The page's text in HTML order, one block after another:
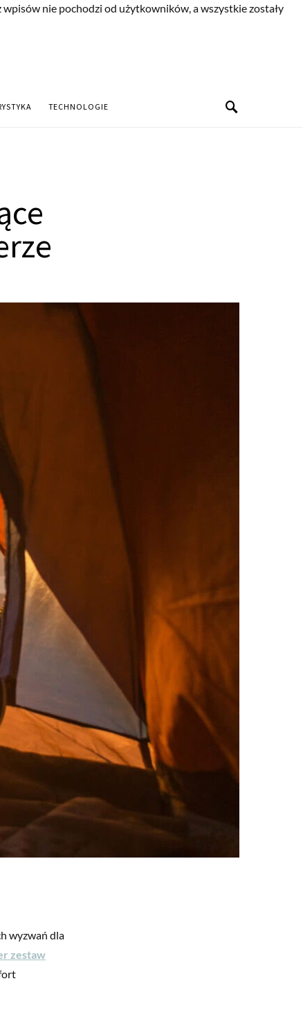
nie pochodzi od użytkowników, a wszystkie zostały
TECHNOLOGIE
wyzwań dla
zestaw